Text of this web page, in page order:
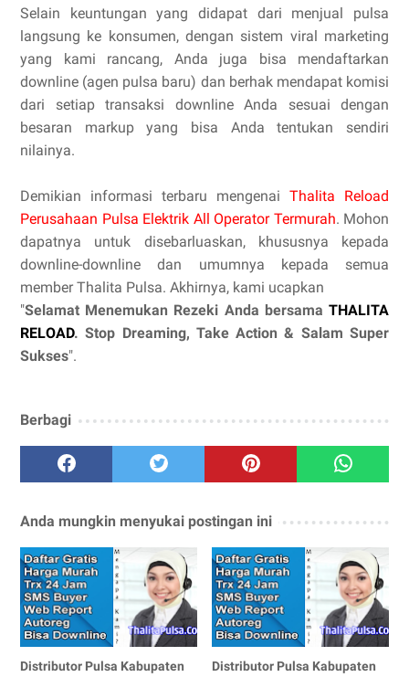
Selain keuntungan yang didapat dari menjual pulsa
langsung ke konsumen, dengan sistem viral marketing
yang kami rancang, Anda juga bisa mendaftarkan
downline (agen pulsa baru) dan berhak mendapat komisi
dari setiap transaksi downline Anda sesuai dengan
besaran markup yang bisa Anda tentukan sendiri
nilainya.
Demikian informasi terbaru mengenai Thalita Reload
Perusahaan Pulsa Elektrik All Operator Termurah. Mohon
dapatnya untuk disebarluaskan, khususnya kepada
downline-downline dan umumnya kepada semua
member Thalita Pulsa. Akhirnya, kami ucapkan
"Selamat Menemukan Rezeki Anda bersama THALITA
RELOAD. Stop Dreaming, Take Action & Salam Super
Sukses".
Berbagi
Anda mungkin menyukai postingan ini
Distributor Pulsa Kabupaten
Distributor Pulsa Kabupaten